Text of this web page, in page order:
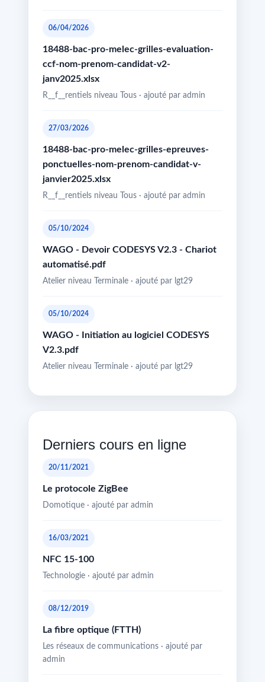
06/04/2026
18488-bac-pro-melec-grilles-evaluation-
ccf-nom-prenom-candidat-v2-
janv2025.xlsx
R__f__rentiels niveau Tous · ajouté par admin
27/03/2026
18488-bac-pro-melec-grilles-epreuves-
ponctuelles-nom-prenom-candidat-v-
janvier2025.xlsx
R__f__rentiels niveau Tous · ajouté par admin
05/10/2024
WAGO - Devoir CODESYS V2.3 - Chariot
automatisé.pdf
Atelier niveau Terminale · ajouté par lgt29
05/10/2024
WAGO - Initiation au logiciel CODESYS
V2.3.pdf
Atelier niveau Terminale · ajouté par lgt29
Derniers cours en ligne
20/11/2021
Le protocole ZigBee
Domotique · ajouté par admin
16/03/2021
NFC 15-100
Technologie · ajouté par admin
08/12/2019
La fibre optique (FTTH)
Les réseaux de communications · ajouté par
admin